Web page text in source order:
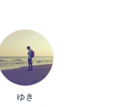
ゆき